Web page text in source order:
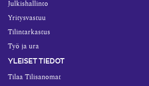
Julkishallinto
Yritysvastuu
Tilintarkastus
Työ ja ura
YLEISET TIEDOT
Tilaa Tilisanomat